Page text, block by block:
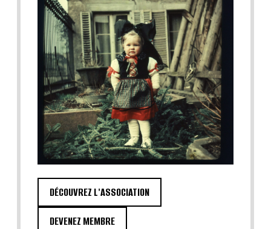
DÉCOUVREZ L'ASSOCIATION
DEVENEZ MEMBRE